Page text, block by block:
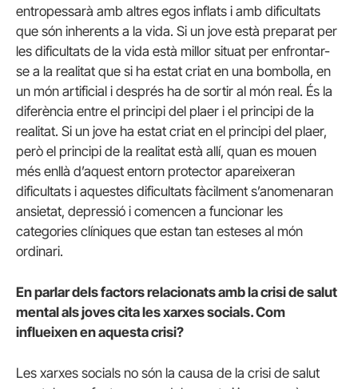
entropessarà amb altres egos inflats i amb dificultats
que són inherents a la vida. Si un jove està preparat per
les dificultats de la vida està millor situat per enfrontar-
se a la realitat que si ha estat criat en una bombolla, en
un món artificial i després ha de sortir al món real. És la
diferència entre el principi del plaer i el principi de la
realitat. Si un jove ha estat criat en el principi del plaer,
però el principi de la realitat està allí, quan es mouen
més enllà d’aquest entorn protector apareixeran
dificultats i aquestes dificultats fàcilment s’anomenaran
ansietat, depressió i comencen a funcionar les
categories clíniques que estan tan esteses al món
ordinari.
En parlar dels factors relacionats amb la crisi de salut
mental als joves cita les xarxes socials. Com
influeixen en aquesta crisi?
Les xarxes socials no són la causa de la crisi de salut